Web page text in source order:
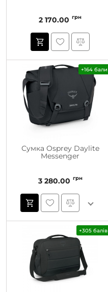
2 170.00 грн
+164 бали
Сумка Osprey Daylite
Messenger
3 280.00 грн
+305 балів